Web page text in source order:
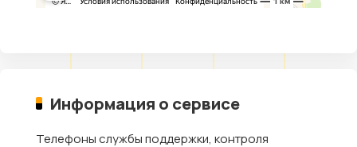
Информация о сервисе
Телефоны службы поддержки, контроля